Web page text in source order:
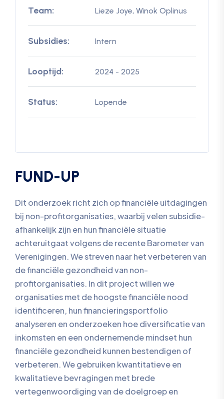
Team: Lieze Joye, Winok Oplinus
Subsidies: Intern
Looptijd: 2024 - 2025
Status: Lopende
FUND-UP
Dit onderzoek richt zich op financiële uitdagingen
bij non-profitorganisaties, waarbij velen subsidie-
afhankelijk zijn en hun financiële situatie
achteruitgaat volgens de recente Barometer van
Verenigingen. We streven naar het verbeteren van
de financiële gezondheid van non-
profitorganisaties. In dit project willen we
organisaties met de hoogste financiële nood
identificeren, hun financieringsportfolio
analyseren en onderzoeken hoe diversificatie van
inkomsten en een ondernemende mindset hun
financiële gezondheid kunnen bestendigen of
verbeteren. We gebruiken kwantitatieve en
kwalitatieve bevragingen met brede
vertegenwoordiging van de doelgroep en